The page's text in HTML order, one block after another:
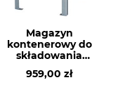
Magazyn
kontenerowy do
składowania
materiałów
niebezpiecznych
959,00 zł